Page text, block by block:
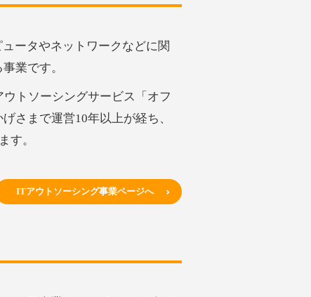
ータやネットワークなどに関
業です。
トソーシングサービス「オフ
さまで運営10年以上が経ち、
す。
ITアウトソーシング事業ページへ